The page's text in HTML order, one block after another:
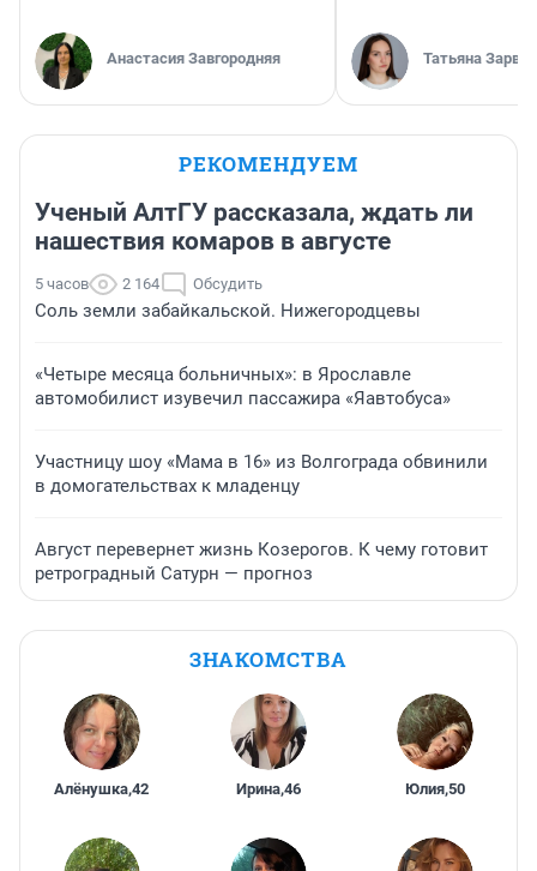
Анастасия Завгородняя Татьяна Зарва
РЕКОМЕНДУЕМ
Ученый АлтГУ рассказала, ждать ли
нашествия комаров в августе
5 часов 2 164 Обсудить
Соль земли забайкальской. Нижегородцевы
«Четыре месяца больничных»: в Ярославле
автомобилист изувечил пассажира «Яавтобуса»
Участницу шоу «Мама в 16» из Волгограда обвинили
в домогательствах к младенцу
Август перевернет жизнь Козерогов. К чему готовит
ретроградный Сатурн — прогноз
ЗНАКОМСТВА
Алёнушка,42 Ирина,46 Юлия,50